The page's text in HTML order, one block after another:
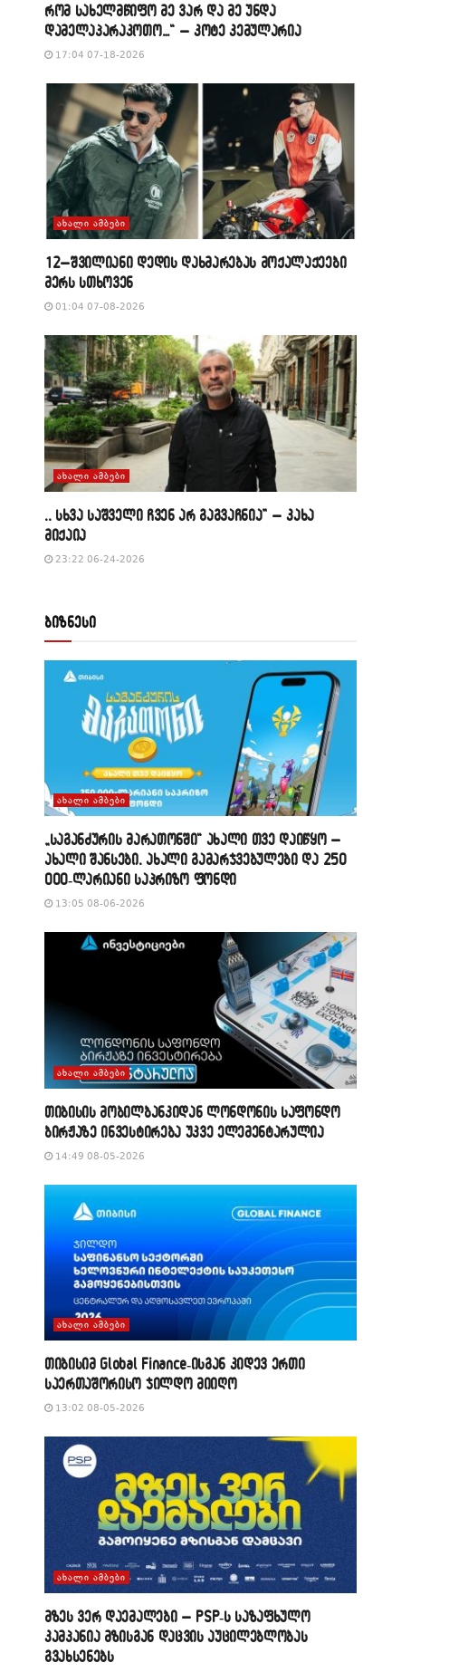
რომ სახელმწიფო მე ვარ და მე უნდა
დამელაპარაკოთო…“ – კოტე კემულარია
17:04 07-18-2026
ᲐᲮᲐᲚᲘ ᲐᲛᲑᲔᲑᲘ
12–შვილიანი დედის დახმარებას მოქალაქეები
მერს სთხოვენ
01:04 07-08-2026
ᲐᲮᲐᲚᲘ ᲐᲛᲑᲔᲑᲘ
,, სხვა საშველი ჩვენ არ გაგვაჩნია” – კახა
მიქაია
23:22 06-24-2026
ბიზნესი
ᲐᲮᲐᲚᲘ ᲐᲛᲑᲔᲑᲘ
„საგანძურის მარათონში“ ახალი თვე დაიწყო –
ახალი შანსები, ახალი გამარჯვებულები და 250
000-ლარიანი საპრიზო ფონდი
13:05 08-06-2026
ᲐᲮᲐᲚᲘ ᲐᲛᲑᲔᲑᲘ
თიბისის მობილბანკიდან ლონდონის საფონდო
ბირჟაზე ინვესტირება უკვე ელემენტარულია
14:49 08-05-2026
ᲐᲮᲐᲚᲘ ᲐᲛᲑᲔᲑᲘ
თიბისიმ Global Finance-ისგან კიდევ ერთი
საერთაშორისო ჯილდო მიიღო
13:02 08-05-2026
ᲐᲮᲐᲚᲘ ᲐᲛᲑᲔᲑᲘ
მზეს ვერ დაემალები – PSP-ს საზაფხულო
კამპანია მზისგან დაცვის აუცილებლობას
გვახსენებს